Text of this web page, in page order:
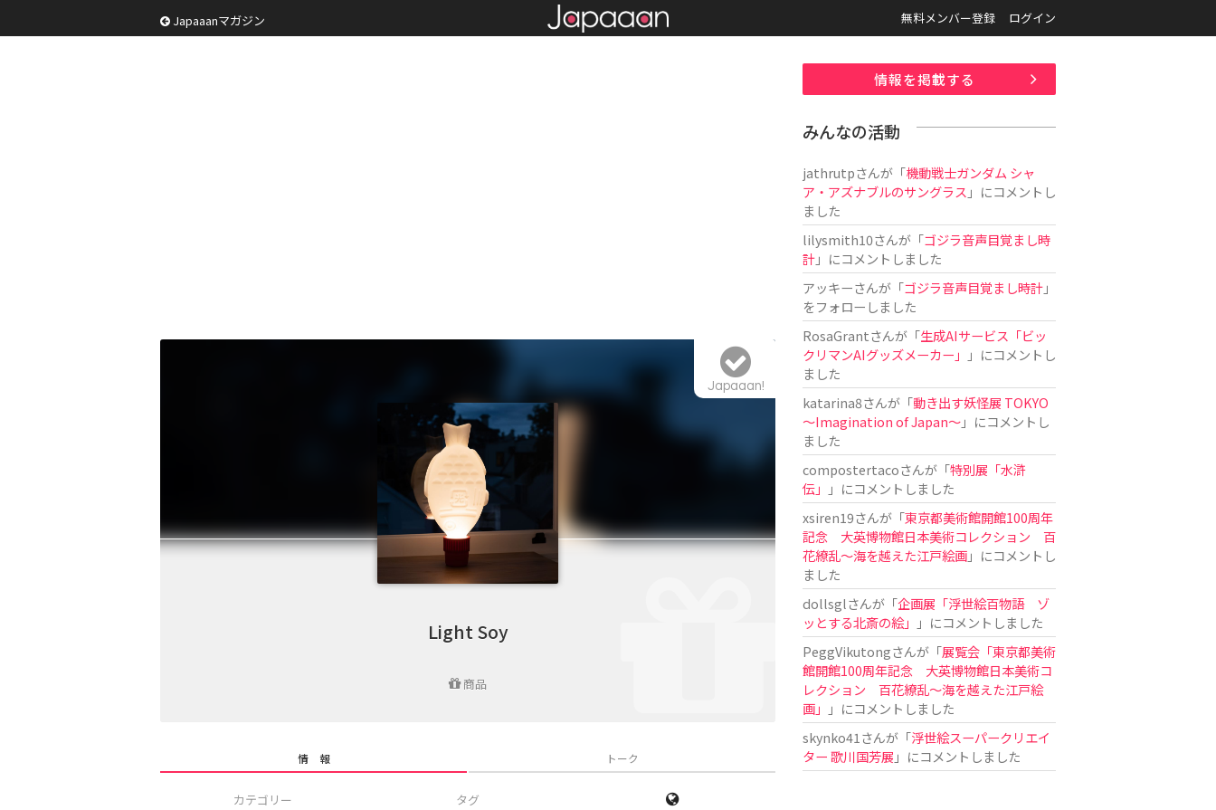
Japaaanマガジン 無料メンバー登録 ログイン
Light Soy
商品
Japaaan!
情 報 トーク
カテゴリー タグ
情報を掲載する
みんなの活動
jathrutpさんが「機動戦士ガンダム シャ
ア・アズナブルのサングラス 」にコメントし
ました
lilysmith10さんが「ゴジラ音声目覚まし時
計」にコメントしました
アッキーさんが「ゴジラ音声目覚まし時計」
をフォローしました
RosaGrantさんが「生成AIサービス「ビッ
クリマンAIグッズメーカー」
」にコメントし
ました
katarina8さんが「動き出す妖怪展 TOKYO
〜Imagination of Japan〜」にコメントし
ました
compostertacoさんが「特別展「水滸
伝」
」にコメントしました
xsiren19さんが「東京都美術館開館100周年
記念 大英博物館日本美術コレクション 百
花繚乱～海を越えた江戸絵画」にコメントし
ました
dollsglさんが「企画展「浮世絵百物語 ゾ
ッとする北斎の絵」
」にコメントしました
PeggVikutongさんが「展覧会「東京都美術
館開館100周年記念 大英博物館日本美術コ
レクション 百花繚乱〜海を越えた江戸絵
画」
」にコメントしました
skynko41 さんが「浮世絵スーパークリエイ
ター 歌川国芳展 」にコメントしました